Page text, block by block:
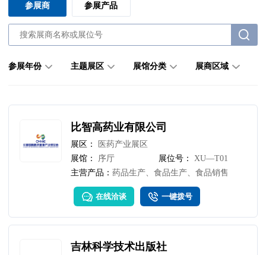
参展商 参展产品
参展年份 主题展区 展馆分类 展商区域
比智高药业有限公司
展区：
医药产业展区
展馆：
序厅 展位号：
XU—T01
主营产品：药品生产、食品生产、食品销售
在线洽谈 一键拨号
吉林科学技术出版社